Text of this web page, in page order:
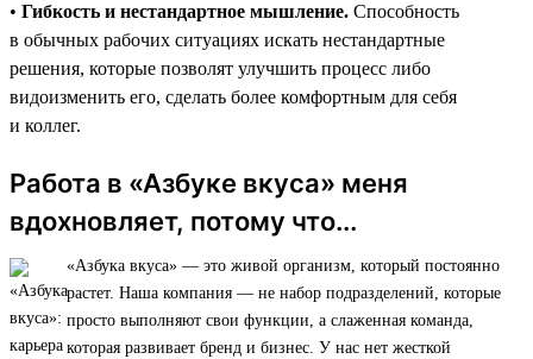
• Гибкость и нестандартное мышление. Способность
в обычных рабочих ситуациях искать нестандартные
решения, которые позволят улучшить процесс либо
видоизменить его, сделать более комфортным для себя
и коллег.
Работа в «Азбуке вкуса» меня
вдохновляет, потому что...
«Азбука вкуса» — это живой организм, который постоянно
растет. Наша компания — не набор подразделений, которые
просто выполняют свои функции, а слаженная команда,
которая развивает бренд и бизнес. У нас нет жесткой